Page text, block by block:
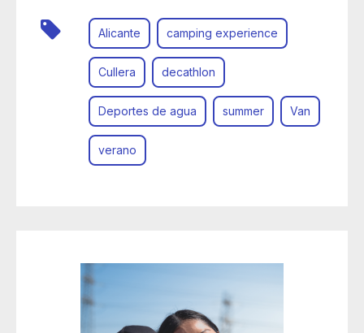
Alicante camping experience
Cullera decathlon
Deportes de agua summer Van
verano